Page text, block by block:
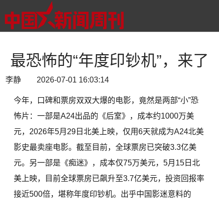
最恐怖的“年度印钞机”，来了
李静 2026-07-01 16:03:14
今年，口碑和票房双双大爆的电影，竟然是两部“小”恐
怖片：一部是A24出品的《后室》，成本约1000万美
元，2026年5月29日北美上映，仅用6天就成为A24北美
影史最卖座电影。截至目前，全球票房已突破3.3亿美
元。另一部是《痴迷》，成本仅75万美元，5月15日北
美上映，目前全球票房已飙升至3.7亿美元，投资回报率
接近500倍，堪称年度印钞机。出乎中国影迷意料的